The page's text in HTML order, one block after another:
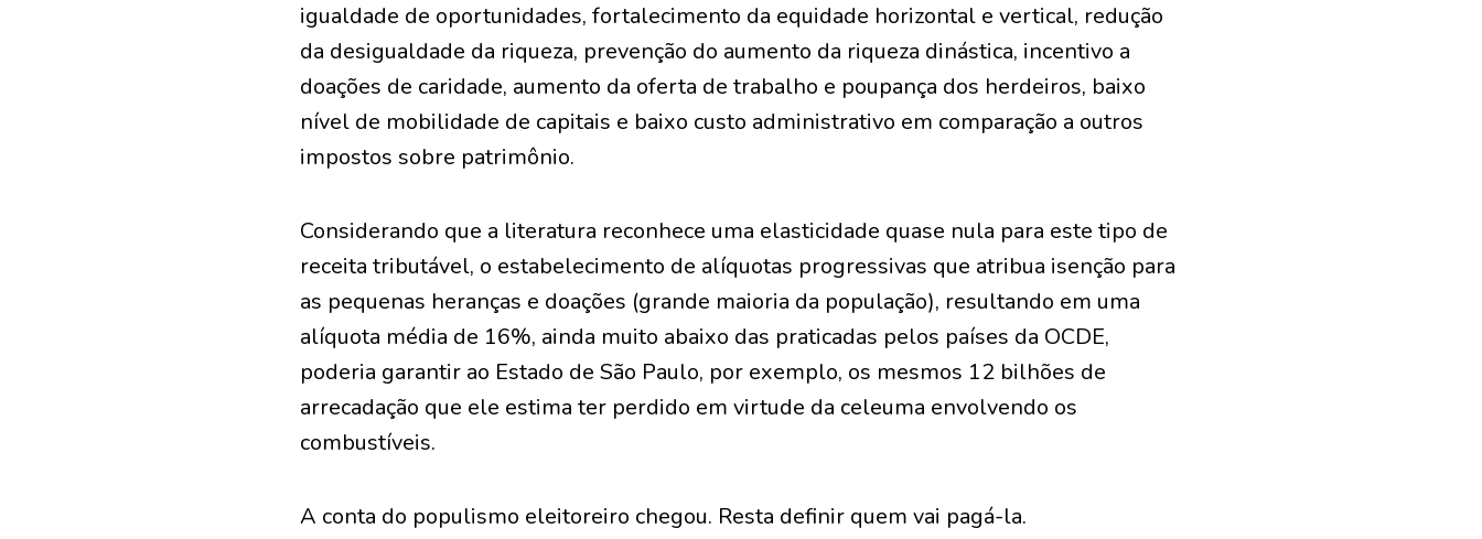
igualdade de oportunidades, fortalecimento da equidade horizontal e vertical, redução
da desigualdade da riqueza, prevenção do aumento da riqueza dinástica, incentivo a
doações de caridade, aumento da oferta de trabalho e poupança dos herdeiros, baixo
nível de mobilidade de capitais e baixo custo administrativo em comparação a outros
impostos sobre patrimônio.
Considerando que a literatura reconhece uma elasticidade quase nula para este tipo de
receita tributável, o estabelecimento de alíquotas progressivas que atribua isenção para
as pequenas heranças e doações (grande maioria da população), resultando em uma
alíquota média de 16%, ainda muito abaixo das praticadas pelos países da OCDE,
poderia garantir ao Estado de São Paulo, por exemplo, os mesmos 12 bilhões de
arrecadação que ele estima ter perdido em virtude da celeuma envolvendo os
combustíveis.
A conta do populismo eleitoreiro chegou. Resta definir quem vai pagá-la.